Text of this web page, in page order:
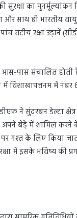
का पुनर्मूल्यांकन
और साथ ही भारतीय
तटीय रक्षा उड़ानें
पास संचालित होती
विशाखापत्तनम में नंबर
ने सुंदरबन डेल्टा
अपने बेड़े में शामिल करने
गश्त के लिए किया
में इसके भविष्य की